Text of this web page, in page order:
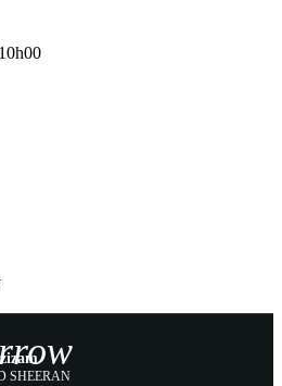
SHEERAN